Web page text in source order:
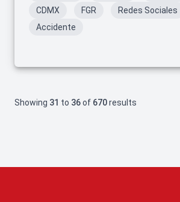
CDMX
FGR Redes Sociales
Accidente
Showing 31 to 36of 670results